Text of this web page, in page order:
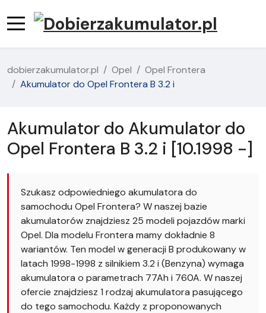
dobierzakumulator.pl Opel
Opel Frontera
Akumulator do Opel Frontera B 3.2 i
Akumulator do Akumulator do
Opel Frontera B 3.2 i [10.1998 -]
Szukasz odpowiedniego akumulatora do
samochodu Opel Frontera? W naszej bazie
akumulatorów znajdziesz 25 modeli pojazdów marki
Opel. Dla modelu Frontera mamy dokładnie 8
wariantów. Ten model w generacji B produkowany w
latach 1998-1998 z silnikiem 3.2 i (Benzyna) wymaga
akumulatora o parametrach 77Ah i 760A. W naszej
ofercie znajdziesz 1 rodzaj akumulatora pasującego
do tego samochodu. Każdy z proponowanych